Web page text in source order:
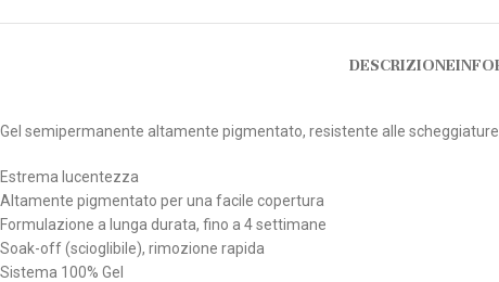
DESCRIZIONE
Gel semipermanente altamente pigmentato, resistente alle
Estrema lucentezza
Altamente pigmentato per una facile copertura
Formulazione a lunga durata, fino a 4 settimane
Soak-off (scioglibile), rimozione rapida
Sistema 100% Gel